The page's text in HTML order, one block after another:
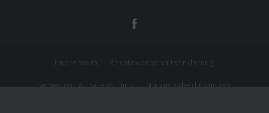
Impressum Rechtevorbehaltserklärung
Sicherheit & Datenschutz Nutzungsbedingungen